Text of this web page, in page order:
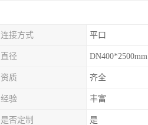
连接方式 平口
直径 DN400*2500mm
资质 齐全
经验 丰富
是否定制 是